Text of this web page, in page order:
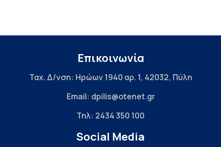
Επικοινωνία
Ταχ. Δ/νση: Ηρώων 1940 αρ. 1, 42032, Πύλη
Email: dpilis@otenet.gr
Τηλ: 2434 350 100
Social Media